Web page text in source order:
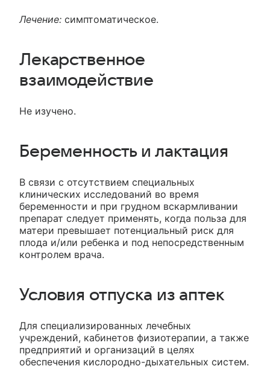
Лечение: симптоматическое.
Лекарственное
взаимодействие
Не изучено.
Беременность и лактация
В связи с отсутствием специальных
клинических исследований во время
беременности и при грудном вскармливании
препарат следует применять, когда польза для
матери превышает потенциальный риск для
плода и/или ребенка и под непосредственным
контролем врача.
Условия отпуска из аптек
Для специализированных лечебных
учреждений, кабинетов физиотерапии, а также
предприятий и организаций в целях
обеспечения кислородно-дыхательных систем.